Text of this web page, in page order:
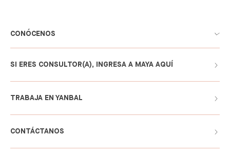
CONÓCENOS
SI ERES CONSULTOR(A), INGRESA A MAYA AQUÍ
TRABAJA EN YANBAL
CONTÁCTANOS